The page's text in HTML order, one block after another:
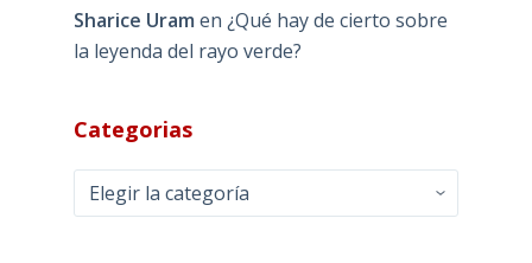
Sharice Uram en ¿Qué hay de cierto sobre
la leyenda del rayo verde?
Categorias
Categorias